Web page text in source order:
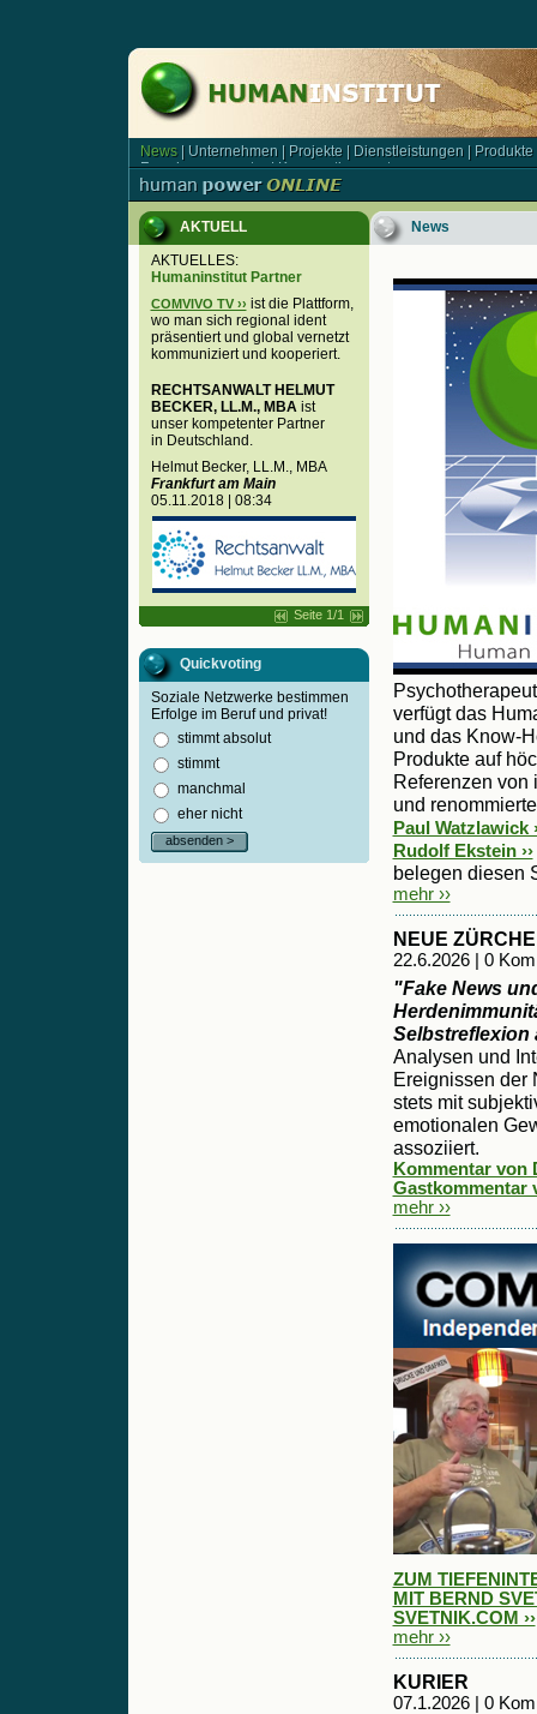
News | Unternehmen | Projekte | Dienstleistungen |
Forschungsagentur | Kooperationspartner
News| Unternehmen| Projekte| Dienstleistungen| Produkte
Forschungsagentur|Kooperationspartner
AKTUELL
News
AKTUELLES:
Humaninstitut Partner
COMVIVO TV ›› ist die Plattform,
wo man sich regional ident
präsentiert und global vernetzt
kommuniziert und kooperiert.
RECHTSANWALT HELMUT
BECKER, LL.M., MBAist
unser kompetenter Partner
in Deutschland.
Helmut Becker, LL.M., MBA
Frankfurt am Main
05.11.2018 | 08:34
Seite 1/1
Quickvoting
Soziale Netzwerke bestimmen
Erfolge im Beruf und privat!
stimmt absolut
stimmt
manchmal
eher nicht
absenden >
verfügt das
und das Know-
Produkte auf
Referenzen von
und
Paul Watzlawick
Rudolf Ekstein ››
belegen diesen
mehr ››
NEUE
22.6.2026 | 0
"Fake News
Selbstreflexion
Analysen und
Ereignissen der
stets mit
emotionalen
assoziiert.
Kommentar von
Gastkommentar
mehr ››
ZUM
MIT BERND
SVETNIK.COM ››
mehr ››
KURIER
07.1.2026 | 0